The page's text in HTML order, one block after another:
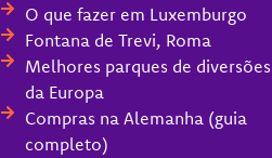
O que fazer em Luxemburgo
Fontana de Trevi, Roma
Melhores parques de diversões
da Europa
Compras na Alemanha (guia
completo)